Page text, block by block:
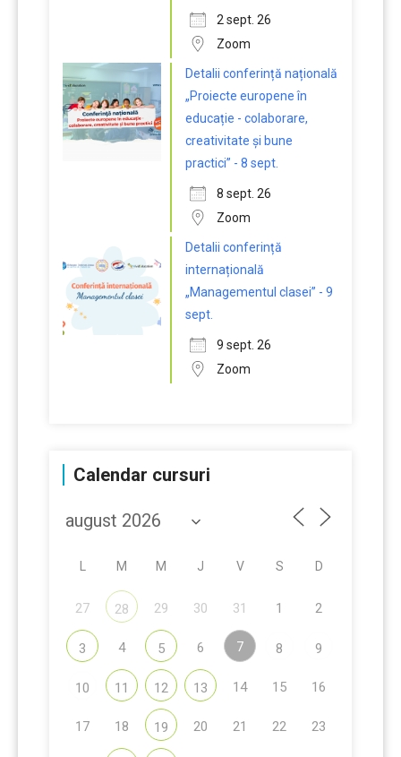
2 sept. 26
Zoom
Detalii conferință națională
„Proiecte europene în
educație - colaborare,
creativitate și bune
practici” - 8 sept.
8 sept. 26
Zoom
Detalii conferință
internațională
„Managementul clasei” - 9
sept.
9 sept. 26
Zoom
Calendar cursuri
M M J V S D
27 28 29 30 31 1 2
3 4 5 6 7 8 9
10 11 12 13 14 15 16
17 18 19 20 21 22 23